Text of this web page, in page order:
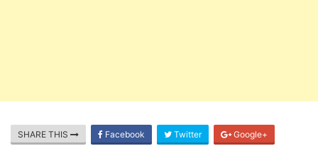
SHARE THIS Facebook Twitter Google+